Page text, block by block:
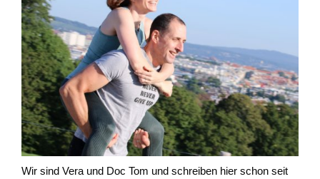
Wir sind Vera und Doc Tom und schreiben hier schon seit